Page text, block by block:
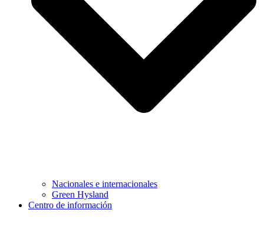
Nacionales e internacionales
Green Hysland
Centro de información